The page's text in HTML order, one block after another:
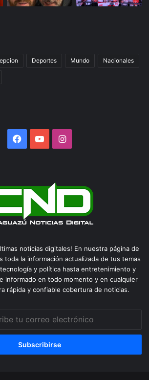
Deportes Mundo Nacionales
Facebook
YouTubeInstagram
noticias digitales! En nuestra página de
toda la información actualizada de tus temas
y política hasta entretenimiento y
informado en todo momento y en cualquier
rápida y confiable cobertura de noticias.